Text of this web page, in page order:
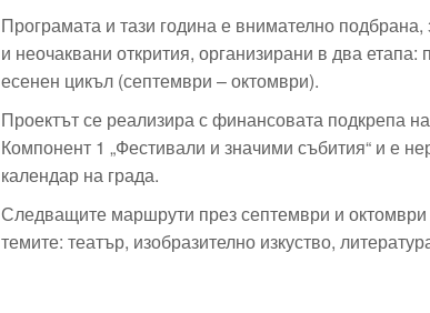
Програмата и тази година е внимателно
и неочаквани открития, организирани в два
есенен цикъл (септември – октомври).
Проектът се реализира с финансовата подкрепа
Компонент 1 „Фестивали и значими събития“ и е
календар на града.
Следващите маршрути през септември и октомври
темите: театър, изобразително изкуство,